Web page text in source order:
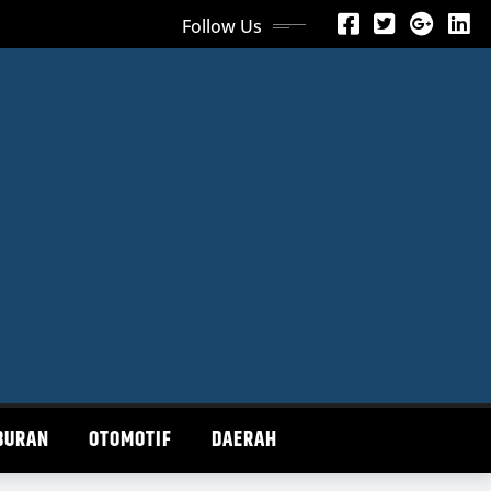
Follow Us
OTOMOTIF DAERAH